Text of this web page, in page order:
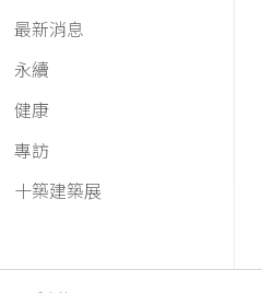
最新消息
永續
健康
專訪
十築建築展